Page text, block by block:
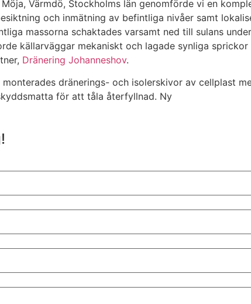
Värmdö, Stockholms län genomförde vi en
och inmätning av befintliga nivåer samt
massorna schaktades varsamt ned till sulans
källarväggar mekaniskt och lagade synliga
Dränering Johanneshov.
dränerings- och isolerskivor av cellplast
för att tåla återfyllnad. Ny